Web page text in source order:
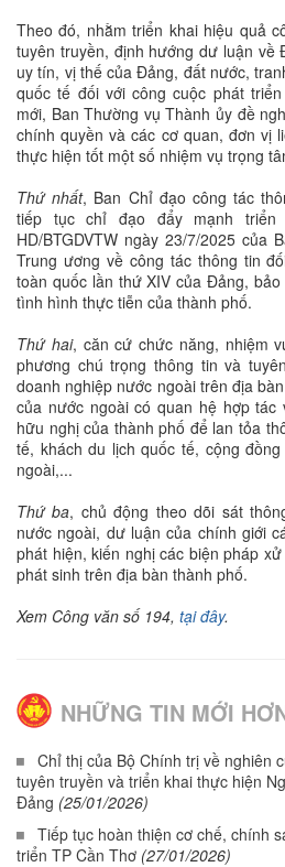
Theo đó, nhằm triển khai hiệu quả
tuyên truyền, định hướng dư luận về
uy tín, vị thế của Đảng, đất nước,
quốc tế đối với công cuộc phát
mới, Ban Thường vụ Thành ủy đề
chính quyền và các cơ quan, đơn vị
thực hiện tốt một số nhiệm vụ trọng
Thứ nhất, Ban Chỉ đạo công tác
tiếp tục chỉ đạo đẩy mạnh
HD/BTGDVTW ngày 23/7/2025 của
Trung ương về công tác thông tin
toàn quốc lần thứ XIV của Đảng,
tình hình thực tiễn của thành phố.
Thứ hai, căn cứ chức năng, nhiệm
phương chú trọng thông tin và
doanh nghiệp nước ngoài trên địa
của nước ngoài có quan hệ hợp
hữu nghị của thành phố để lan tỏa
tế, khách du lịch quốc tế, cộng
ngoài,...
Thứ ba, chủ động theo dõi sát
nước ngoài, dư luận của chính giới
phát hiện, kiến nghị các biện pháp
phát sinh trên địa bàn thành phố.
Xem Công văn số 194, tại đây.
NHỮNG TIN MỚI
Chỉ thị của Bộ Chính trị về nghiên
tuyên truyền và triển khai thực hiện
Đảng (25/01/2026)
Tiếp tục hoàn thiện cơ chế, chính
triển TP Cần Thơ (27/01/2026)